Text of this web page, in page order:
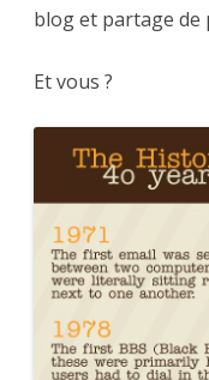
blog et partage de
Et vous ?